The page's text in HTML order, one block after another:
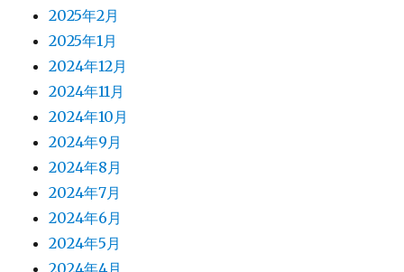
2025年2月
2025年1月
2024年12月
2024年11月
2024年10月
2024年9月
2024年8月
2024年7月
2024年6月
2024年5月
2024年4月